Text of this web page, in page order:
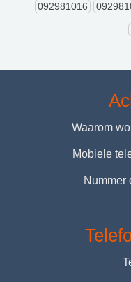
092981016
Waarom
Mobiele